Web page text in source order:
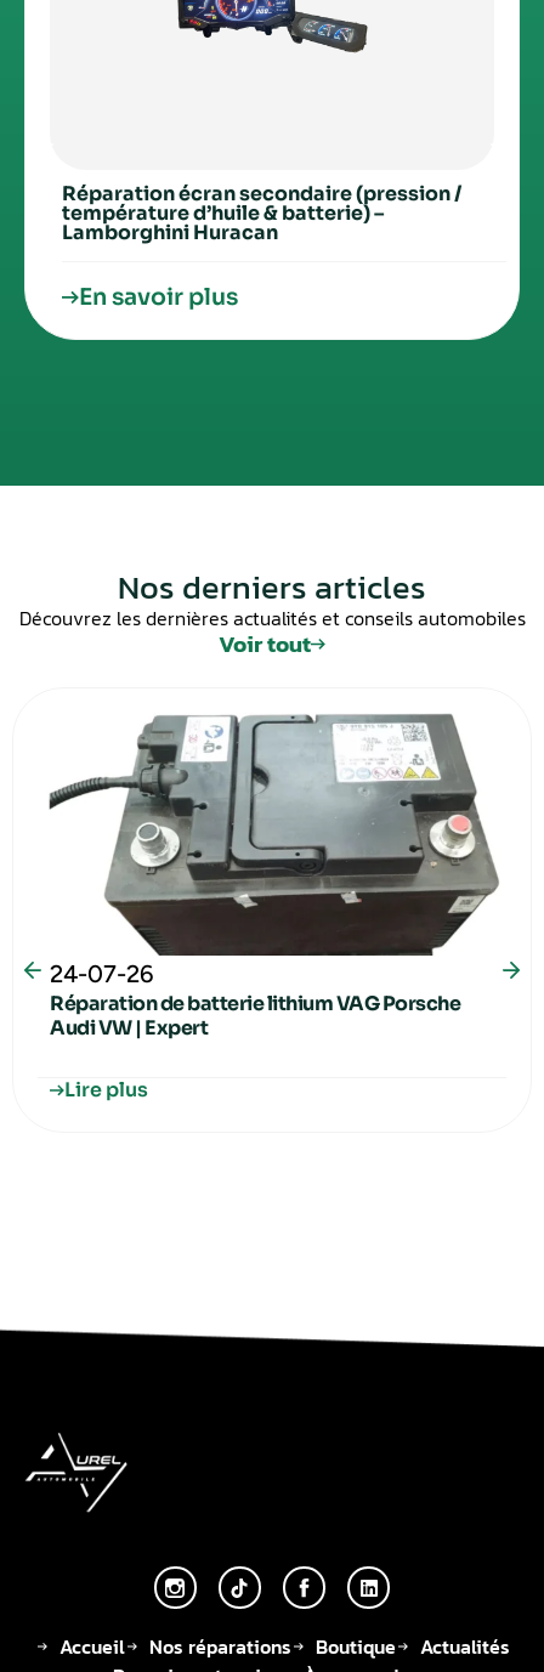
Réparation écran secondaire (pression /
température d’huile & batterie) –
Lamborghini Huracan
En savoir plus
Nos derniers articles
Découvrez les dernières actualités et conseils automobiles
Voir tout
24-07-26
Réparation de batterie lithium VAG Porsche
Audi VW | Expert
Lire plus
Accueil Nos réparations Boutique
Actualités